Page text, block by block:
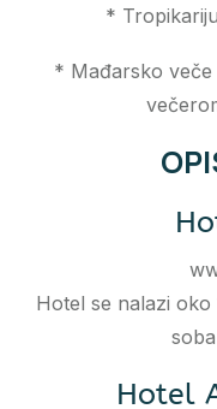
*
* Mađarsko
Hotel se nalazi
Hotel